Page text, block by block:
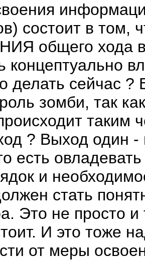
состоит в
общего хода
концептуально
делать сейчас ?
зомби, так
таким
? Выход один -
есть
и
стать
Это не просто
И это тоже
от меры